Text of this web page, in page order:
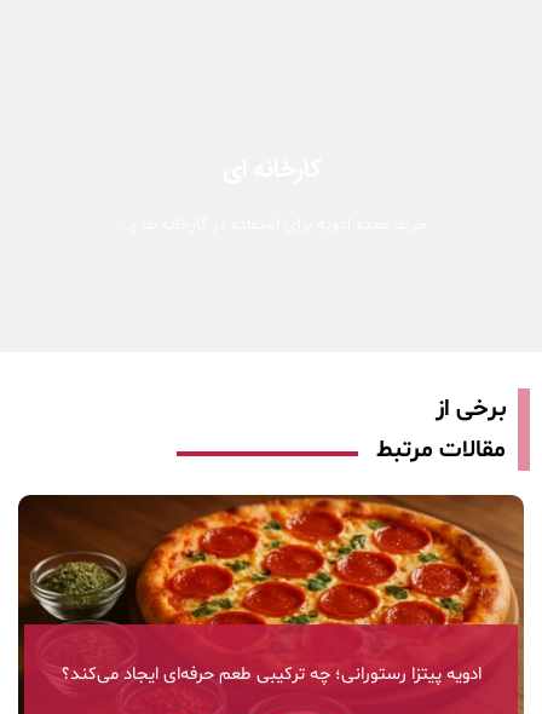
برخی از
مقالات مرتبط
ادویه پیتزا رستورانی؛ چه ترکیبی طعم حرفه‌ای ایجاد می‌کند؟